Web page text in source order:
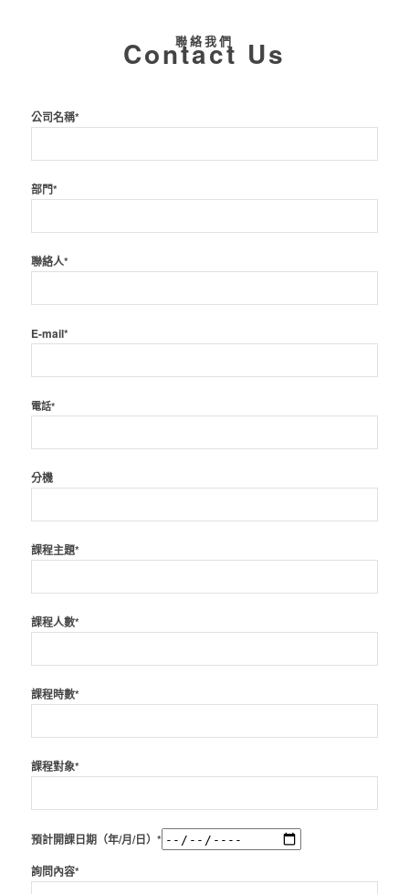
聯絡我們
Contact Us
公司名稱*
部門*
聯絡人*
E-mail*
電話*
分機
課程主題*
課程人數*
課程時數*
課程對象*
預計開課日期（年/月/日）*
詢問內容*